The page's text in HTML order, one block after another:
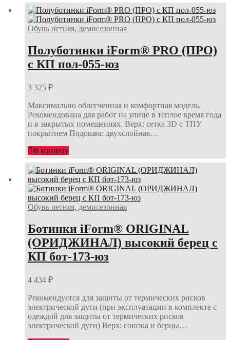
Обувь летняя, демисезонная
Полуботинки iForm® PRO (ПРО)
с КП пол-055-юз
3 325 ₽
Максимально облегченная и комфортная модель.
Рекомендована для работ на улице в теплое время года
и в закрытых помещениях. Верх: сетка 3D с ТПУ
покрытием Подошва: двухслойная…
В корзину
Обувь летняя, демисезонная
Ботинки iForm® ORIGINAL
(ОРИДЖИНАЛ) высокий берец с
КП бот-173-юз
4 434 ₽
Рекомендуется для защиты от термических рисков
электрической дуги (при эксплуатации в комплекте с
одеждой для защиты от термических рисков
электрической дуги) Верх: союзка и берцы…